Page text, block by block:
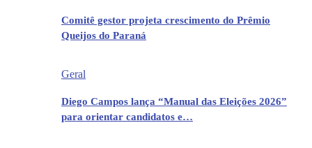
Comitê gestor projeta crescimento do Prêmio
Queijos do Paraná
Geral
Diego Campos lança “Manual das Eleições 2026”
para orientar candidatos e…